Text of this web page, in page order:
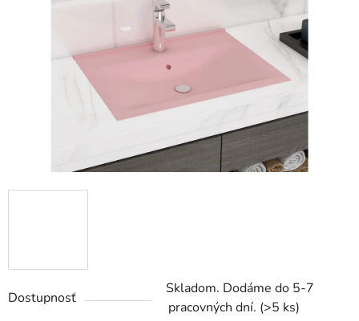
Dostupnosť
Skladom. Dodáme do 5-7
pracovných dní. (>5 ks)